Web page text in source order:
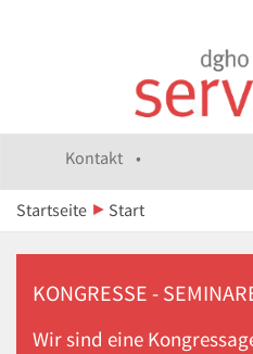
Kontakt •
Startseite
Start
KONGRESSE -
Wir sind eine